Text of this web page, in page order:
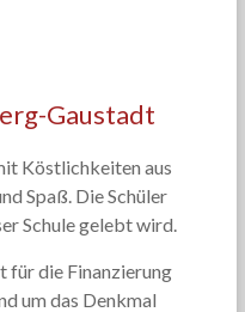
Gaustadt
Köstlichkeiten aus
Spaß. Die Schüler
Schule gelebt wird.
für die Finanzierung
um das Denkmal